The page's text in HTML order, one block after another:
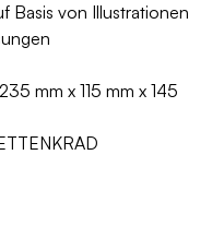
Basis von Illustrationen
mm x 115 mm x 145